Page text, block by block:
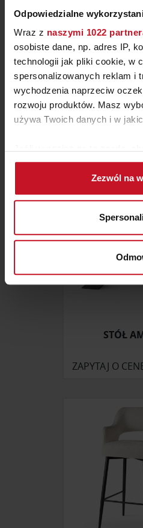
Odpowiedzialne
Wraz z naszymi 1022
osobiste dane, np. adres IP,
technologii jak pliki cookie, w
spersonalizowanych reklam i
wychodzenia naprzeciw
rozwoju produktów. Masz
używa Twoich danych i w
Gromadzić dane
geograficznej z
Identyfikować Twoje
(fingerprinting, czyli
Dowiedz się więcej odnośnie
dane są przetwarzane oraz
zmienić lub wycofać swoją
i reklam, aby oferować funkcje
analizować ruch w naszej
społecznościowym,
Zezwól na
KOMODA
UNIT
STÓŁ
ZAPYTAJ O